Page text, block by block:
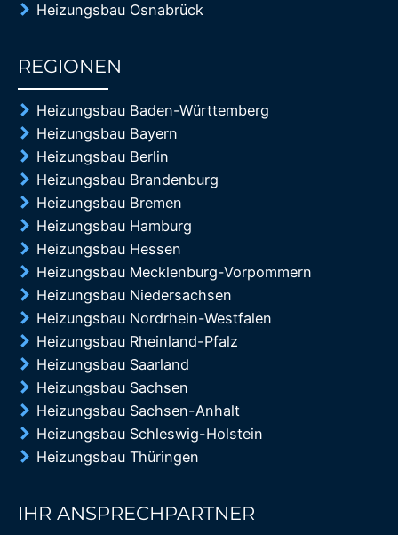
Heizungsbau Osnabrück
REGIONEN
Heizungsbau Baden-Württemberg
Heizungsbau Bayern
Heizungsbau Berlin
Heizungsbau Brandenburg
Heizungsbau Bremen
Heizungsbau Hamburg
Heizungsbau Hessen
Heizungsbau Mecklenburg-Vorpommern
Heizungsbau Niedersachsen
Heizungsbau Nordrhein-Westfalen
Heizungsbau Rheinland-Pfalz
Heizungsbau Saarland
Heizungsbau Sachsen
Heizungsbau Sachsen-Anhalt
Heizungsbau Schleswig-Holstein
Heizungsbau Thüringen
IHR ANSPRECHPARTNER